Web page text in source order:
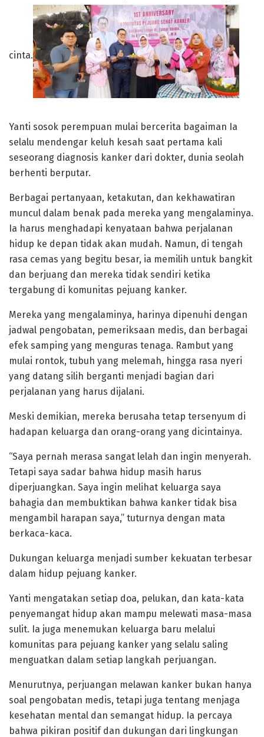
cinta.
Yanti sosok perempuan mulai bercerita bagaiman Ia
selalu mendengar keluh kesah saat pertama kali
seseorang diagnosis kanker dari dokter, dunia seolah
berhenti berputar.
Berbagai pertanyaan, ketakutan, dan kekhawatiran
muncul dalam benak pada mereka yang mengalaminya.
Ia harus menghadapi kenyataan bahwa perjalanan
hidup ke depan tidak akan mudah. Namun, di tengah
rasa cemas yang begitu besar, ia memilih untuk bangkit
dan berjuang dan mereka tidak sendiri ketika
tergabung di komunitas pejuang kanker.
Mereka yang mengalaminya, harinya dipenuhi dengan
jadwal pengobatan, pemeriksaan medis, dan berbagai
efek samping yang menguras tenaga. Rambut yang
mulai rontok, tubuh yang melemah, hingga rasa nyeri
yang datang silih berganti menjadi bagian dari
perjalanan yang harus dijalani.
Meski demikian, mereka berusaha tetap tersenyum di
hadapan keluarga dan orang-orang yang dicintainya.
“Saya pernah merasa sangat lelah dan ingin menyerah.
Tetapi saya sadar bahwa hidup masih harus
diperjuangkan. Saya ingin melihat keluarga saya
bahagia dan membuktikan bahwa kanker tidak bisa
mengambil harapan saya,” tuturnya dengan mata
berkaca-kaca.
Dukungan keluarga menjadi sumber kekuatan terbesar
dalam hidup pejuang kanker.
Yanti mengatakan setiap doa, pelukan, dan kata-kata
penyemangat hidup akan mampu melewati masa-masa
sulit. Ia juga menemukan keluarga baru melalui
komunitas para pejuang kanker yang selalu saling
menguatkan dalam setiap langkah perjuangan.
Menurutnya, perjuangan melawan kanker bukan hanya
soal pengobatan medis, tetapi juga tentang menjaga
kesehatan mental dan semangat hidup. Ia percaya
bahwa pikiran positif dan dukungan dari lingkungan